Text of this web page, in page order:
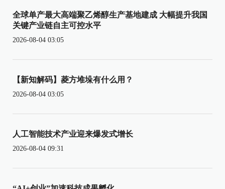
全球单产最大高端聚乙烯醇生产基地建成 大幅提升我国
关键产业链自主可控水平
2026-08-04 03:05
【新知解码】菱方堆垛有什么用？
2026-08-04 03:05
人工智能技术产业迎来爆发式增长
2026-08-04 09:31